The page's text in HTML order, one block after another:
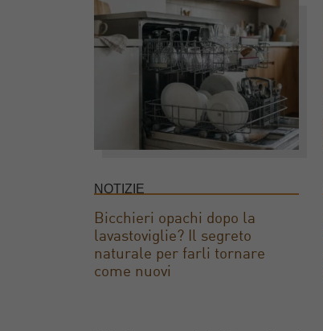
NOTIZIE
Bicchieri opachi dopo la
lavastoviglie? Il segreto
naturale per farli tornare
come nuovi